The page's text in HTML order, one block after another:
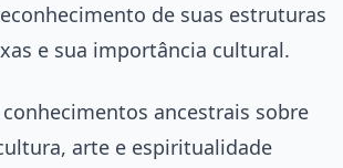
de suas estruturas
e sua importância cultural.
ancestrais sobre
arte e espiritualidade